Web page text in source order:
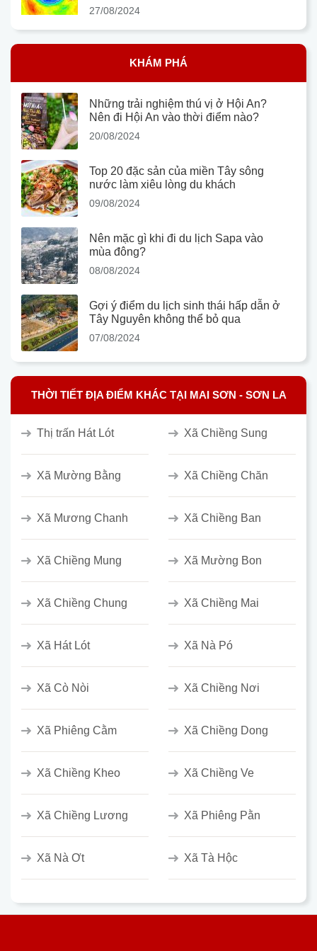
27/08/2024
KHÁM PHÁ
Những trải nghiệm thú vị ở Hội An?
Nên đi Hội An vào thời điểm nào?
20/08/2024
Top 20 đặc sản của miền Tây sông
nước làm xiêu lòng du khách
09/08/2024
Nên mặc gì khi đi du lịch Sapa vào
mùa đông?
08/08/2024
Gợi ý điểm du lịch sinh thái hấp dẫn ở
Tây Nguyên không thể bỏ qua
07/08/2024
THỜI TIẾT ĐỊA ĐIỂM KHÁC TẠI MAI SƠN - SƠN LA
Thị trấn Hát Lót Xã Chiềng Sung
Xã Mường Bằng Xã Chiềng Chăn
Xã Mương Chanh Xã Chiềng Ban
Xã Chiềng Mung Xã Mường Bon
Xã Chiềng Chung Xã Chiềng Mai
Xã Hát Lót Xã Nà Pó
Xã Cò Nòi Xã Chiềng Nơi
Xã Phiêng Cằm Xã Chiềng Dong
Xã Chiềng Kheo Xã Chiềng Ve
Xã Chiềng Lương Xã Phiêng Pằn
Xã Nà Ơt Xã Tà Hộc